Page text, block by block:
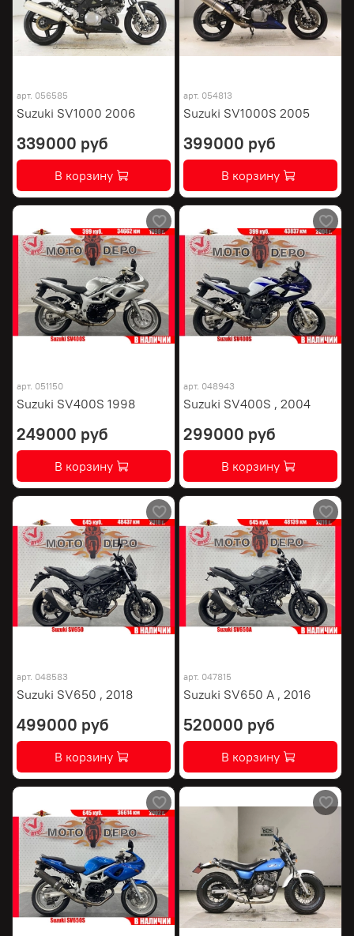
арт. 056585
Suzuki SV1000 2006
339000 руб
В корзину
арт. 054813
Suzuki SV1000S 2005
399000 руб
В корзину
арт. 051150
Suzuki SV400S 1998
249000 руб
В корзину
арт. 048943
Suzuki SV400S , 2004
299000 руб
В корзину
арт. 048583
Suzuki SV650 , 2018
499000 руб
В корзину
арт. 047815
Suzuki SV650 A , 2016
520000 руб
В корзину